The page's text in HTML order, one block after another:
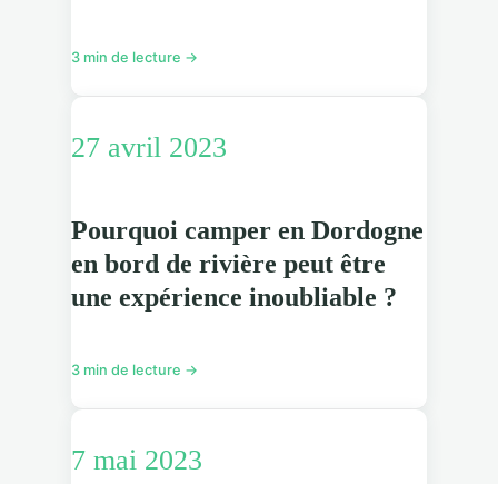
3 min de lecture →
27 avril 2023
Pourquoi camper en Dordogne
en bord de rivière peut être
une expérience inoubliable ?
3 min de lecture →
7 mai 2023